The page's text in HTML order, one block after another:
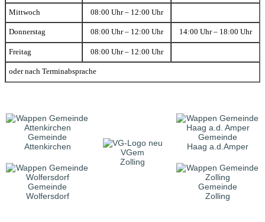
Mittwoch 08:00 Uhr – 12:00 Uhr
Donnerstag 08:00 Uhr – 12:00 Uhr 14:00 Uhr – 18:00 Uhr
Freitag 08:00 Uhr – 12:00 Uhr
oder nach Terminabsprache
Gemeinde
Attenkirchen
VGem
Zolling
Gemeinde
Haag a.d.Amper
Gemeinde
Wolfersdorf
Gemeinde
Zolling